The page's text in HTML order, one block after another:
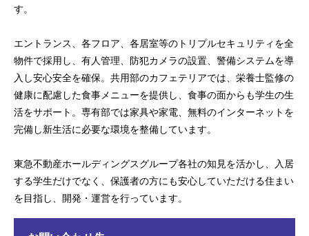
す。
エントランス、各フロア、各居室等のトリプルセキュリティを全
物件で採用し、有人管理、防犯カメラの設置、警備システムを導
入し安心安全を確保。共用部のカフェテリアでは、栄養士監修の
健康に配慮した食事メニューを提供し、食事の面からも学生の生
活をサポート。専有部では家具や家電、無料のインターネットを
完備し新生活に必要な環境を整備しています。
東急不動産ホールディングスグループ各社の知見を活かし、入居
する学生だけでなく、保護者の方にも安心していただける住まい
を目指し、開発・運営を行っています。